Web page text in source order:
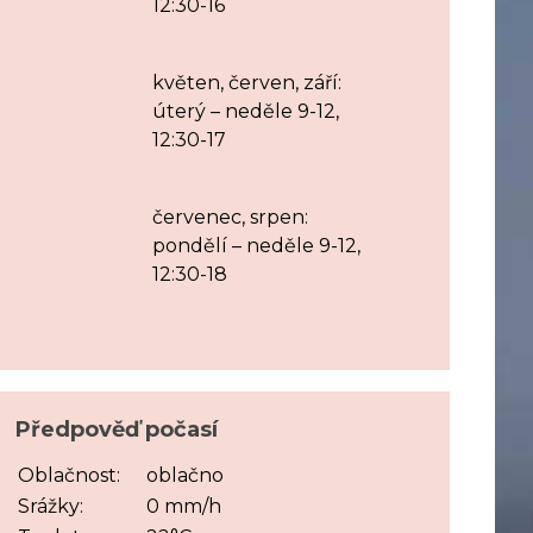
12:30-16
květen, červen, září:
úterý – neděle 9-12,
12:30-17
červenec, srpen:
pondělí – neděle 9-12,
12:30-18
Předpověď počasí
Oblačnost:
oblačno
Srážky:
0 mm/h